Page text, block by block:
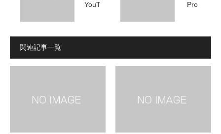
YouTube Pro
ふた
関連記事一覧